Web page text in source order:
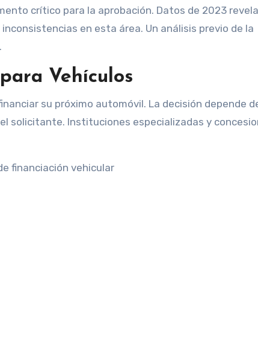
crítico para la aprobación. Datos de 2023
en esta área. Un análisis previo de la
Vehículos
su próximo automóvil. La decisión depende
solicitante. Instituciones especializadas y